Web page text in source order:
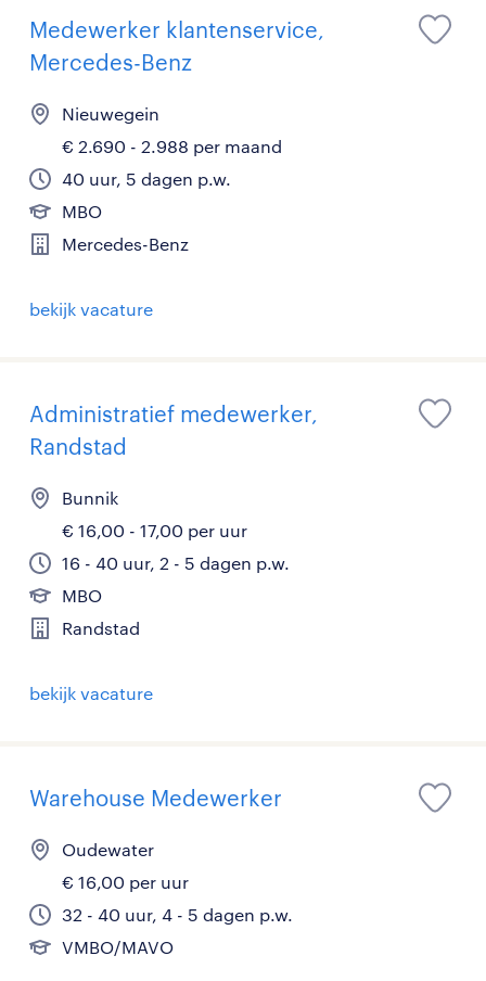
Medewerker klantenservice,
Mercedes-Benz
Nieuwegein
€ 2.690 - 2.988 per maand
40 uur, 5 dagen p.w.
MBO
Mercedes-Benz
bekijk vacature
Administratief medewerker,
Randstad
Bunnik
€ 16,00 - 17,00 per uur
16 - 40 uur, 2 - 5 dagen p.w.
MBO
Randstad
bekijk vacature
Warehouse Medewerker
Oudewater
€ 16,00 per uur
32 - 40 uur, 4 - 5 dagen p.w.
VMBO/MAVO